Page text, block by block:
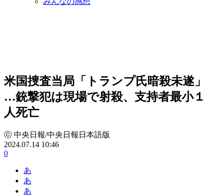
米国捜査当局「トランプ氏暗殺未遂」
…銃撃犯は現場で射殺、支持者最小１
人死亡
ⓒ 中央日報/中央日報日本語版
2024.07.14 10:46
0
あ
あ
あ